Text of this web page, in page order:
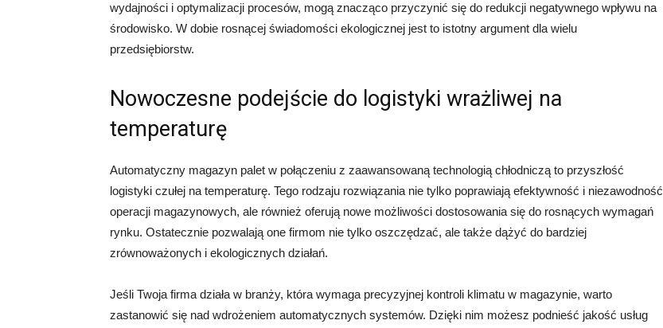
wydajności i optymalizacji procesów, mogą znacząco przyczynić się do redukcji negatywnego wpływu na
środowisko. W dobie rosnącej świadomości ekologicznej jest to istotny argument dla wielu
przedsiębiorstw.
Nowoczesne podejście do logistyki wrażliwej na
temperaturę
Automatyczny magazyn palet w połączeniu z zaawansowaną technologią chłodniczą to przyszłość
logistyki czułej na temperaturę. Tego rodzaju rozwiązania nie tylko poprawiają efektywność i niezawodność
operacji magazynowych, ale również oferują nowe możliwości dostosowania się do rosnących wymagań
rynku. Ostatecznie pozwalają one firmom nie tylko oszczędzać, ale także dążyć do bardziej
zrównoważonych i ekologicznych działań.
Jeśli Twoja firma działa w branży, która wymaga precyzyjnej kontroli klimatu w magazynie, warto
zastanowić się nad wdrożeniem automatycznych systemów. Dzięki nim możesz podnieść jakość usług